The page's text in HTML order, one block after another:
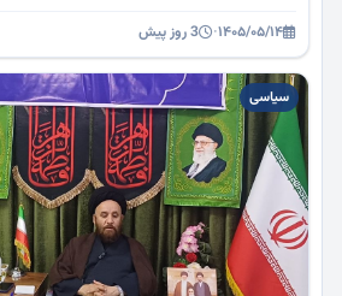
۱۴۰۵/۰۵/۱۴· 3 روز پیش
سیاسی